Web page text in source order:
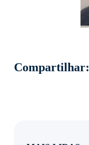
Compartilhar: